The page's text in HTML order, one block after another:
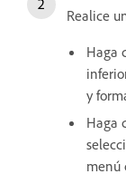
Realice
Haga
y
Haga
menú